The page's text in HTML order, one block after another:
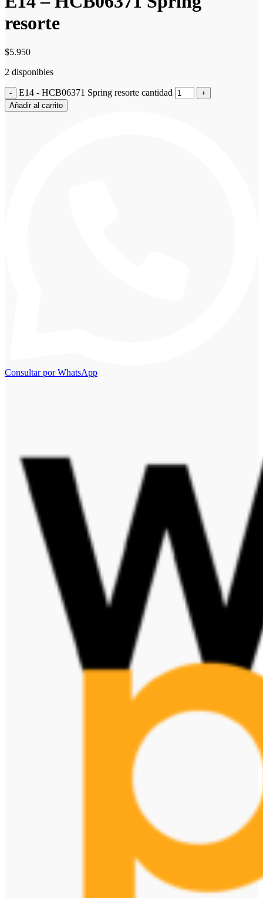
resorte
$5.950
2 disponibles
E14 - HCB06371 Spring resorte cantidad
Añadir al carrito
Consultar por WhatsApp